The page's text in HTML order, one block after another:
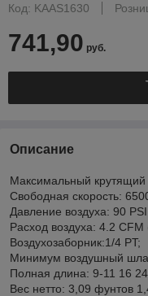
Код: KAAS1630
741,90 руб.
Описание
Максимальный
Свободная скорость:
Давление воздуха: 90
Расход воздуха: 4.2
Воздухозаборник:1/4 PT;
Минимум воздушный
Полная длина: 9-11 16
Вес нетто: 3,09 фунтов